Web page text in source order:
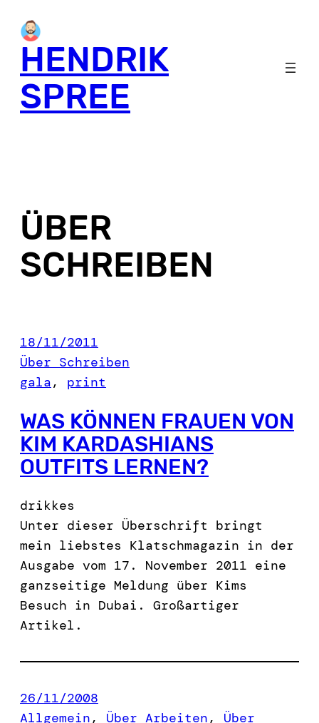
content
HENDRIK
SPREE
ÜBER
SCHREIBEN
18/11/2011
Über Schreiben
gala, print
WAS KÖNNEN FRAUEN VON
KIM KARDASHIANS
OUTFITS LERNEN?
drikkes
Unter dieser Überschrift bringt
mein liebstes Klatschmagazin in der
Ausgabe vom 17. November 2011 eine
ganzseitige Meldung über Kims
Besuch in Dubai. Großartiger
Artikel.
26/11/2008
Allgemein, Über Arbeiten, Über